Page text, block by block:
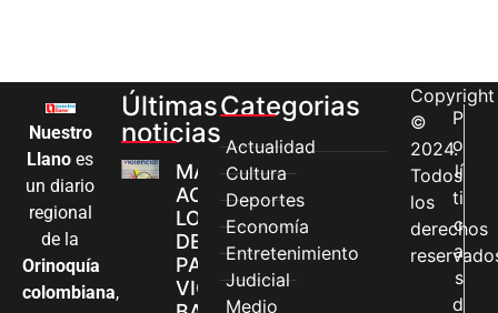
Nuestro
Llano es
un diario
regional
de la
Orinoquía
colombiana,
Últimas
noticias
MÁS MUJERES
ACCEDEN A
LOS CANALES
DE ATENCIÓN
PARA
VIOLENCIAS
Categorias
Actualidad
Cultura
Deportes
Economía
Entretenimiento
Judicial
Medio
Copyright
©
2024.
Todos
los
derechos
P
o
lí
ti
c
a
s
d